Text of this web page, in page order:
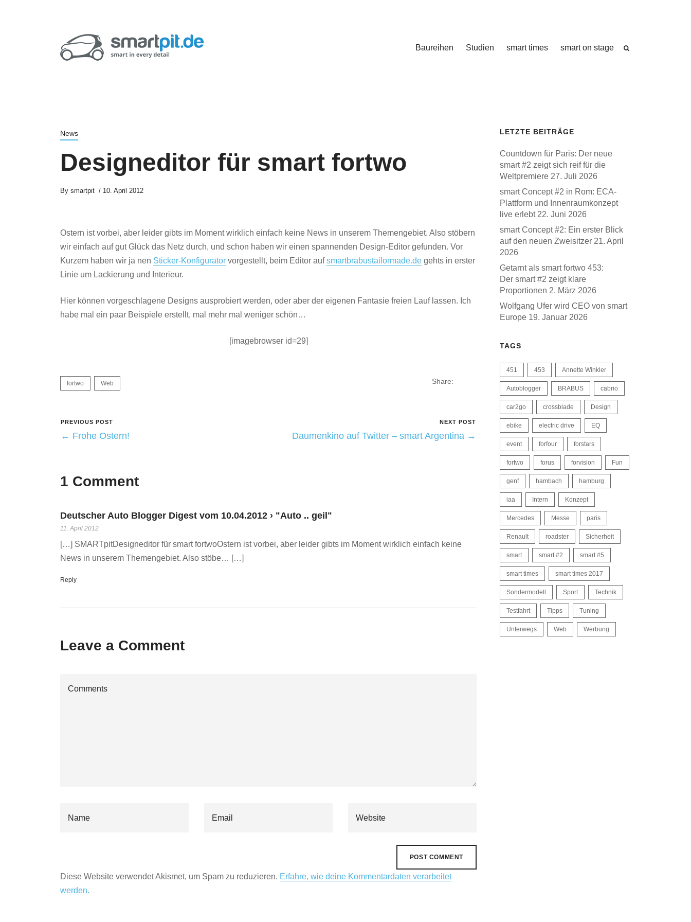
Baureihen Studien smart times smart on stage
News
Designeditor für smart fortwo
By smartpit 10. April 2012
Ostern ist vorbei, aber leider gibts im Moment wirklich einfach keine News in unserem Themengebiet. Also stöbern
wir einfach auf gut Glück das Netz durch, und schon haben wir einen spannenden Design-Editor gefunden. Vor
Kurzem haben wir ja nen Sticker-Konfigurator vorgestellt, beim Editor aufsmartbrabustailormade.de gehts in erster
Linie um Lackierung und Interieur.
Hier können vorgeschlagene Designs ausprobiert werden, oder aber der eigenen Fantasie freien Lauf lassen. Ich
habe mal ein paar Beispiele erstellt, mal mehr mal weniger schön…
[imagebrowser id=29]
fortwo Web Share:
PREVIOUS POST
← Frohe Ostern!
NEXT POST
Daumenkino auf Twitter – smart Argentina →
1 Comment
Deutscher Auto Blogger Digest vom 10.04.2012 › "Auto .. geil"
11. April 2012
[…] SMARTpitDesigneditor für smart fortwoOstern ist vorbei, aber leider gibts im Moment wirklich einfach keine
News in unserem Themengebiet. Also stöbe… […]
Reply
Leave a Comment
Diese Website verwendet Akismet, um Spam zu reduzieren. Erfahre, wie deine Kommentardaten verarbeitet
werden.
LETZTE BEITRÄGE
Countdown für Paris: Der neue
smart #2 zeigt sich reif für die
Weltpremiere 27. Juli 2026
smart Concept #2 in Rom: ECA-
Plattform und Innenraumkonzept
live erlebt 22. Juni 2026
smart Concept #2: Ein erster Blick
auf den neuen Zweisitzer 21. April
2026
Getarnt als smart fortwo 453:
Der smart #2 zeigt klare
Proportionen 2. März 2026
Wolfgang Ufer wird CEO von smart
Europe 19. Januar 2026
TAGS
451 453 Annette Winkler
Autoblogger BRABUS cabrio
car2go crossblade Design
ebike electric drive EQ
event forfour forstars
fortwo forus forvision Fun
genf hambach hamburg
iaa Intern Konzept
Mercedes Messe paris
Renault roadster Sicherheit
smart smart #2 smart #5
smart times smart times 2017
Sondermodell Sport Technik
Testfahrt Tipps Tuning
Unterwegs Web Werbung